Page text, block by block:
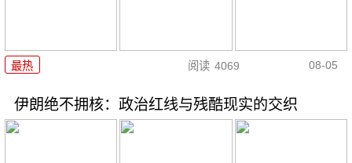
最热 阅读 4069 08-05
伊朗绝不拥核：政治红线与残酷现实的交织